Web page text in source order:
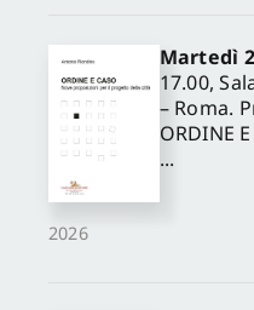
2026
Martedì
17.00,
– Roma.
ORDINE
...